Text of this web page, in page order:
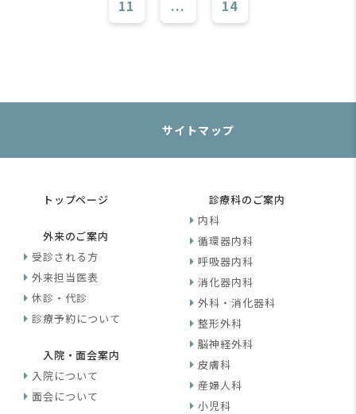
11
... 14
サイトマップ
トップページ
外来のご案内
受診される方
外来担当医表
休診・代診
診療予約について
入院・面会案内
入院について
面会について
診療科のご案内
内科
循環器内科
呼吸器内科
消化器内科
外科・消化器科
整形外科
脳神経外科
皮膚科
産婦人科
小児科